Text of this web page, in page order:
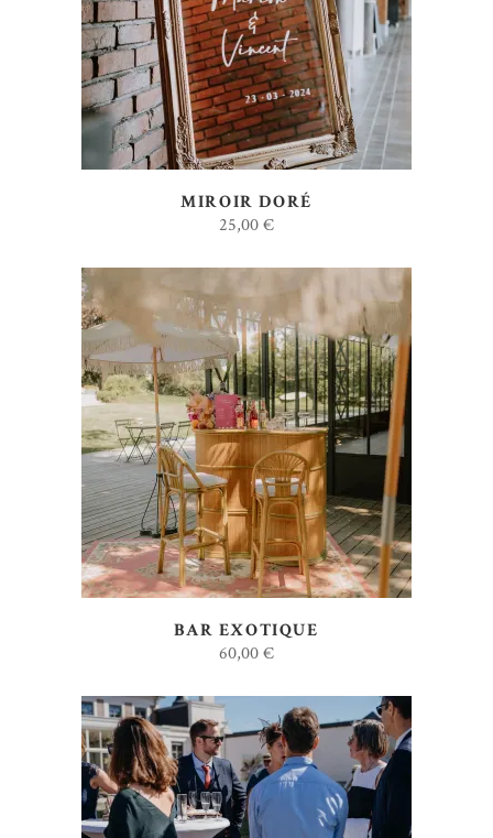
AJOUTER AU DEVIS
MIROIR DORÉ
25,00€
AJOUTER AU DEVIS
BAR EXOTIQUE
60,00€